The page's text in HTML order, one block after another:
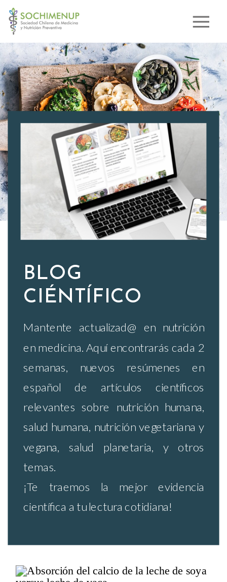
Mantente actualizad@ en nutrición
en medicina. Aquí encontrarás cada 2
semanas, nuevos resúmenes en
español de artículos científicos
relevantes sobre nutrición humana,
salud humana, nutrición vegetariana y
vegana, salud planetaria, y otros
temas.
¡Te traemos la mejor evidencia
científica a tu lectura cotidiana!
BLOG
CIÉNTÍFICO